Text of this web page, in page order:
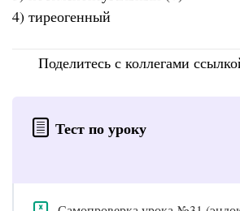
4) тиреогенный
Поделитесь с коллегами
Тест по уроку